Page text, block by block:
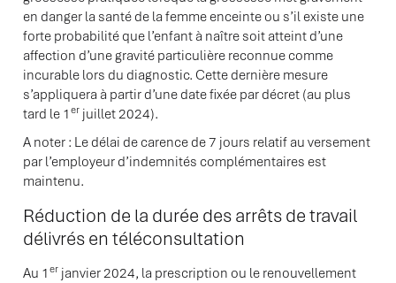
en danger la santé de la femme enceinte ou s’il existe une
forte probabilité que l’enfant à naître soit atteint d’une
affection d’une gravité particulière reconnue comme
incurable lors du diagnostic. Cette dernière mesure
s’appliquera à partir d’une date fixée par décret (au plus
tard le 1 er juillet 2024).
A noter : Le délai de carence de 7 jours relatif au versement
par l’employeur d’indemnités complémentaires est
maintenu.
Réduction de la durée des arrêts de travail
délivrés en téléconsultation
Au 1 er janvier 2024, la prescription ou le renouvellement